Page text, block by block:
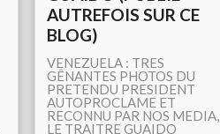
AUTREFOIS SUR CE
BLOG)
VENEZUELA : TRES
GÊNANTES PHOTOS DU
PRETENDU PRESIDENT
AUTOPROCLAME ET
RECONNU PAR NOS MEDIA,
LE TRAITRE GUAIDO